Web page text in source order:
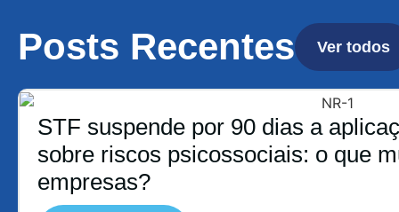
Posts Recentes Ver todos
STF suspende por 90 dias a
sobre riscos psicossociais: o que
empresas?